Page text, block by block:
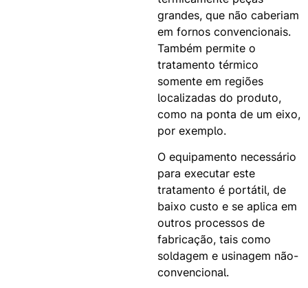
grandes, que não caberiam
em fornos convencionais.
Também permite o
tratamento térmico
somente em regiões
localizadas do produto,
como na ponta de um eixo,
por exemplo.
O equipamento necessário
para executar este
tratamento é portátil, de
baixo custo e se aplica em
outros processos de
fabricação, tais como
soldagem e usinagem não-
convencional.